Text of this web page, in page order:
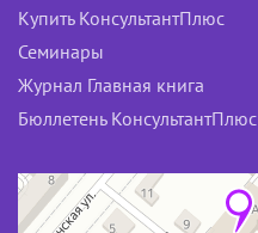
Купить КонсультантПлюс
Семинары
Журнал Главная книга
Бюллетень КонсультантПлюс